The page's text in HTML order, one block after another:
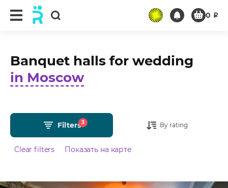
0 ₽
Banquet halls for wedding
in Moscow
Filters3 By rating
Clear filters Показать на карте